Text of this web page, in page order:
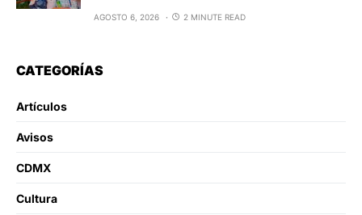
AGOSTO 6, 2026 2 MINUTE READ
CATEGORÍAS
Artículos
Avisos
CDMX
Cultura